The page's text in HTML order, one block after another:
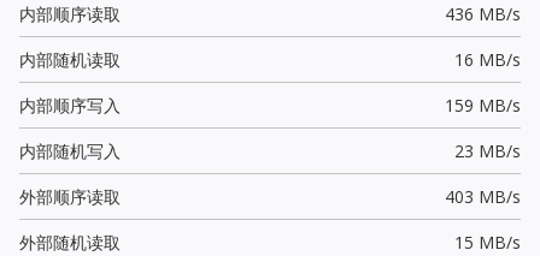
内部顺序读取
436 MB/s
内部随机读取
16 MB/s
内部顺序写入
159 MB/s
内部随机写入
23 MB/s
外部顺序读取
403 MB/s
外部随机读取
15 MB/s